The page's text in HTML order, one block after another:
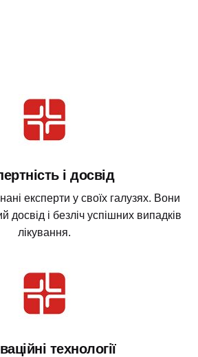
і досвід
експерти у своїх галузях. Вони
досвід і безліч успішних випадків
лікування.
технології